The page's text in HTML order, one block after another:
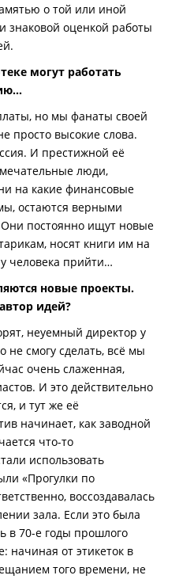
о той или иной
знаковой оценкой работы
могут работать
но мы фанаты своей
просто высокие слова.
И престижной её
люди,
на какие финансовые
остаются верными
Они постоянно ищут новые
носят книги им на
человека прийти…
новые проекты.
идей?
неуемный директор у
не смогу сделать, всё мы
очень слаженная,
И это действительно
и тут же её
начинает, как заводной
что-то
использовать
«Прогулки по
воссоздавалась
зала. Если это была
в 70-е годы прошлого
начиная от этикеток в
того времени, не